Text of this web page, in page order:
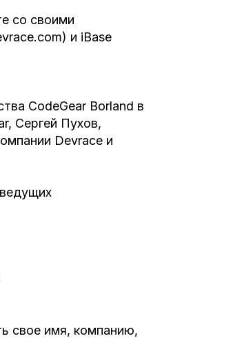
со своими
и iBase
CodeGear Borland в
Сергей Пухов,
Devrace и
свое имя, компанию,